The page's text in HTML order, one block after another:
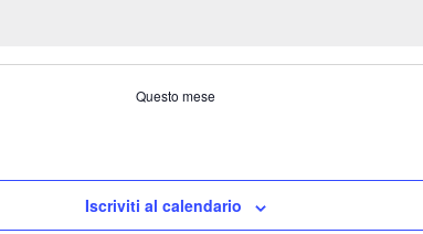
Questo mese
Iscriviti al calendario